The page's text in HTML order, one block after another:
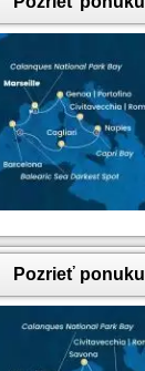
Pozrieť ponuku